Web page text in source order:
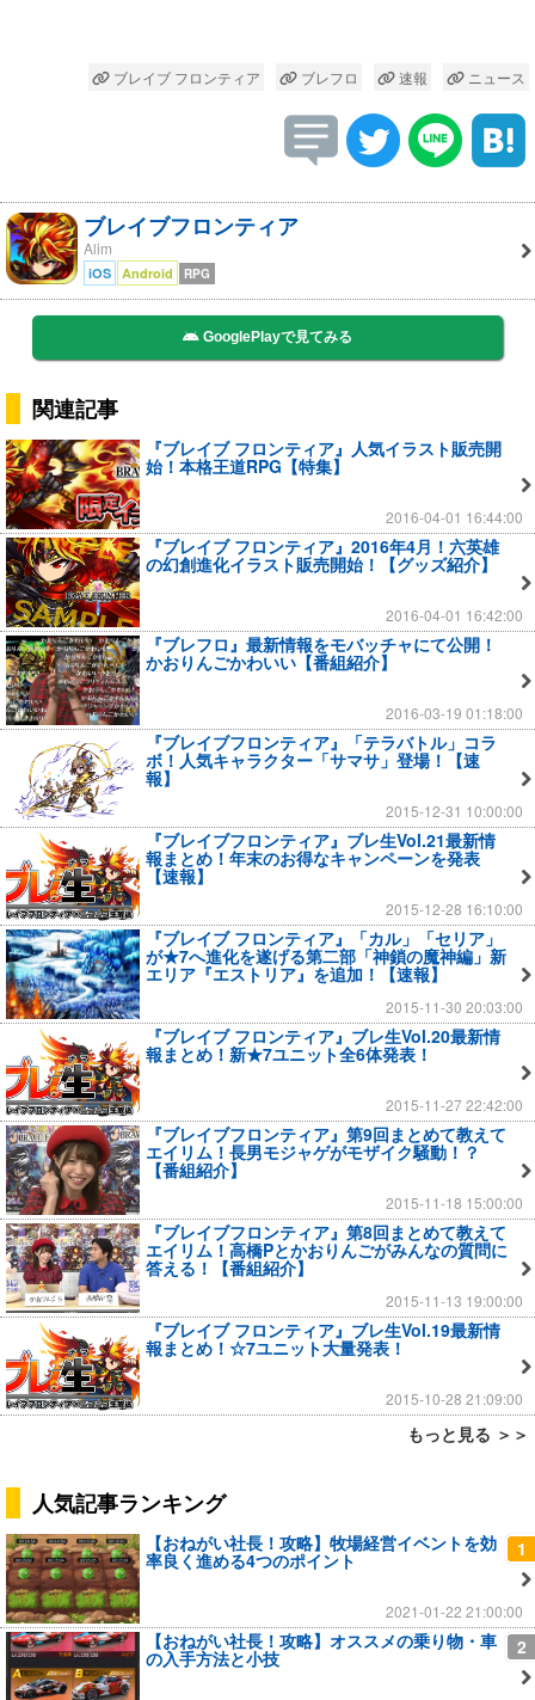
ブレイブ フロンティア ブレフロ 速報 ニュース
ブレイブフロンティア
Alim
iOS Android RPG
GooglePlayで見てみる
関連記事
『ブレイブ フロンティア』人気イラスト販売開
始！本格王道RPG【特集】
2016-04-01 16:44:00
『ブレイブ フロンティア』2016年4月！六英雄
の幻創進化イラスト販売開始！【グッズ紹介】
2016-04-01 16:42:00
『ブレフロ』最新情報をモバッチャにて公開！
かおりんごかわいい【番組紹介】
2016-03-19 01:18:00
『ブレイブフロンティア』「テラバトル」コラ
ボ！人気キャラクター「サマサ」登場！【速
報】
2015-12-31 10:00:00
『ブレイブフロンティア』ブレ生Vol.21最新情
報まとめ！年末のお得なキャンペーンを発表
【速報】
2015-12-28 16:10:00
『ブレイブ フロンティア』「カル」「セリア」
が★7へ進化を遂げる第二部「神鎖の魔神編」新
エリア『エストリア』を追加！【速報】
2015-11-30 20:03:00
『ブレイブ フロンティア』ブレ生Vol.20最新情
報まとめ！新★7ユニット全6体発表！
2015-11-27 22:42:00
『ブレイブフロンティア』第9回まとめて教えて
エイリム！長男モジャゲがモザイク騒動！？
【番組紹介】
2015-11-18 15:00:00
『ブレイブフロンティア』第8回まとめて教えて
エイリム！高橋Pとかおりんごがみんなの質問に
答える！【番組紹介】
2015-11-13 19:00:00
『ブレイブ フロンティア』ブレ生Vol.19最新情
報まとめ！☆7ユニット大量発表！
2015-10-28 21:09:00
もっと見る ＞＞
人気記事ランキング
1
【おねがい社長！攻略】牧場経営イベントを効
率良く進める4つのポイント
2021-01-22 21:00:00
2
【おねがい社長！攻略】オススメの乗り物・車
の入手方法と小技